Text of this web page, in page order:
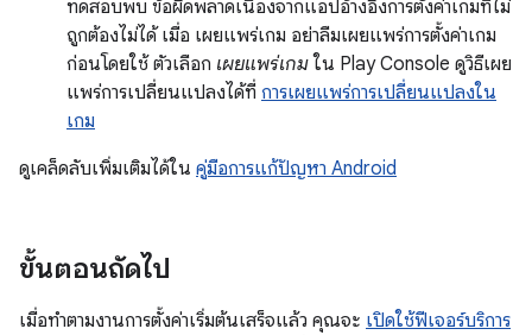
ทดสอบพบ ข้อผิดพลาดเนื่องจากแอปอ้างอิงการตั้งค่าเกมที่ไม่
ถูกต้องไม่ได้ เมื่อ เผยแพร่เกม อย่าลืมเผยแพร่การตั้งค่าเกม
ก่อนโดยใช้ ตัวเลือก เผยแพร่เกมใน Play Console ดูวิธีเผย
แพร่การเปลี่ยนแปลงได้ที่ การเผยแพร่การเปลี่ยนแปลงใน
เกม
ดูเคล็ดลับเพิ่มเติมได้ใน คู่มือการแก้ปัญหา Android
ขั้นตอนถัดไป
เมื่อทำตามงานการตั้งค่าเริ่มต้นเสร็จแล้ว คุณจะ เปิดใช้ฟีเจอร์บริการ